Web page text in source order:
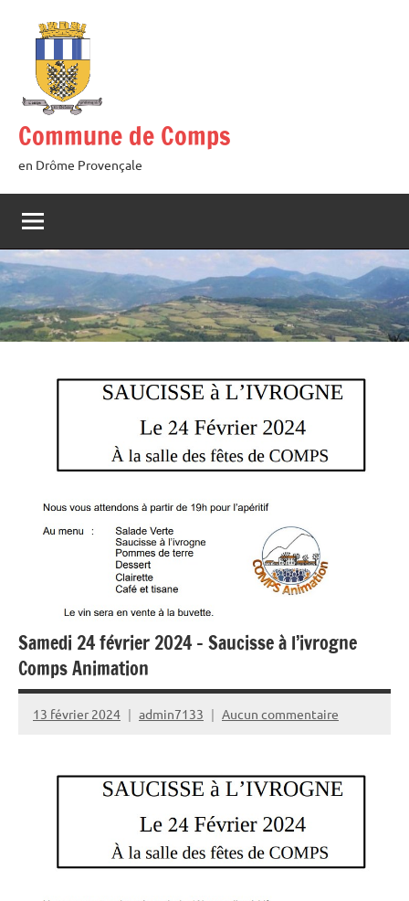
contenu
Commune de Comps
en Drôme Provençale
Samedi 24 février 2024 – Saucisse à l’ivrogne
Comps Animation
13 février 2024 admin7133 Aucun commentaire